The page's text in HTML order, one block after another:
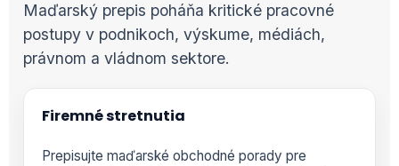
Maďarský prepis poháňa kritické pracovné
postupy v podnikoch, výskume, médiách,
právnom a vládnom sektore.
Firemné stretnutia
Prepisujte maďarské obchodné porady pre